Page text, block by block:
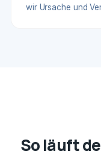
wir Ursache und
So läuft